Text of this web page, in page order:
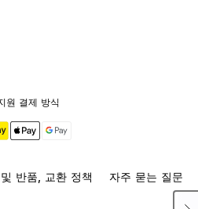
원 결제 방식
반품, 교환 정책 자주 묻는 질문